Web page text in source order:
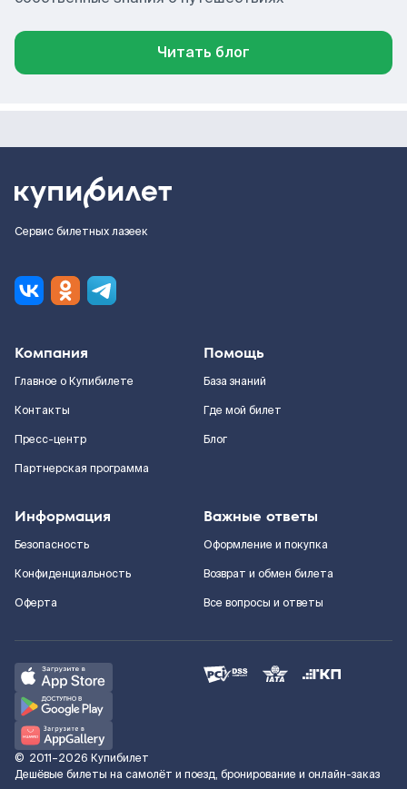
Читать блог
Сервис билетных лазеек
Компания
Главное о Купибилете
Контакты
Пресс-центр
Партнерская программа
Помощь
База знаний
Где мой билет
Блог
Информация
Безопасность
Конфиденциальность
Оферта
Важные ответы
Оформление и покупка
Возврат и обмен билета
Все вопросы и ответы
© 2011–2026 Купибилет
Дешёвые билеты на самолёт и поезд, бронирование и онлайн-заказ